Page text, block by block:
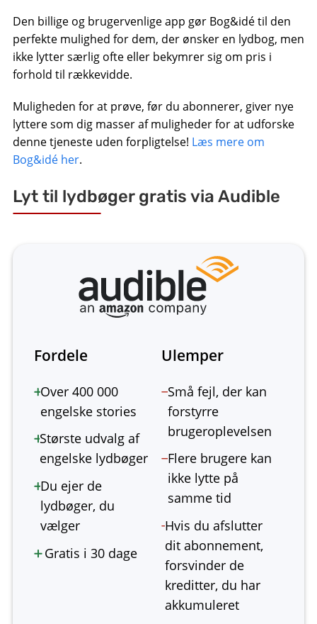
Den billige og brugervenlige app gør Bog&idé til den
perfekte mulighed for dem, der ønsker en lydbog, men
ikke lytter særlig ofte eller bekymrer sig om pris i
forhold til rækkevidde.
Muligheden for at prøve, før du abonnerer, giver nye
lyttere som dig masser af muligheder for at udforske
denne tjeneste uden forpligtelse! Læs mere om
Bog&idé her.
Lyt til lydbøger gratis via Audible
Fordele
Over 400 000
engelske stories
Største udvalg af
engelske lydbøger
Du ejer de
lydbøger, du
vælger
Gratis i 30 dage
Ulemper
Små fejl, der kan
forstyrre
brugeroplevelsen
Flere brugere kan
ikke lytte på
samme tid
Hvis du afslutter
dit abonnement,
forsvinder de
kreditter, du har
akkumuleret